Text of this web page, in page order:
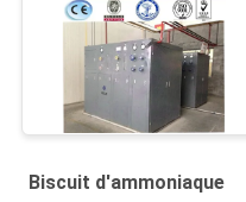
Biscuit d'ammoniaque